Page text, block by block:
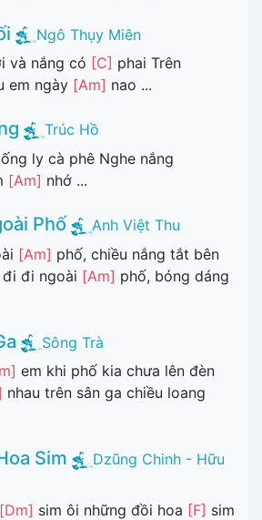
Ngô Thụy Miên
và nắng có [C] phai Trên
em ngày [Am] nao ...
Trúc Hồ
ly cà phê Nghe nắng
[Am] nhớ ...
Phố
Anh Việt Thu
[Am] phố, chiều nắng tắt bên
đi ngoài [Am] phố, bóng dáng
Sông Trà
em khi phố kia chưa lên đèn
nhau trên sân ga chiều loang
Sim
Dzũng Chinh - Hữu
[Dm] sim ôi những đồi hoa [F] sim